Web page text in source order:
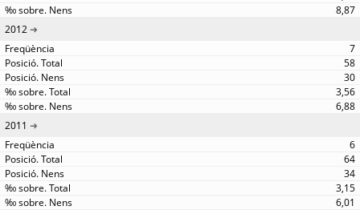
8,87
2012
7
58
30
3,56
6,88
2011
6
64
34
3,15
6,01